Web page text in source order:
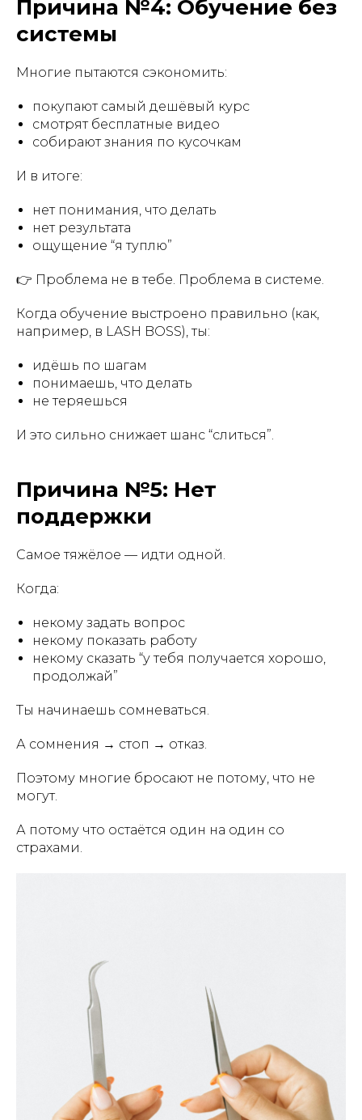
Причина №4: Обучение без
системы
Многие пытаются сэкономить:
покупают самый дешёвый курс
смотрят бесплатные видео
собирают знания по кусочкам
И в итоге:
нет понимания, что делать
нет результата
ощущение “я туплю”
👉 Проблема не в тебе. Проблема в системе.
Когда обучение выстроено правильно (как,
например, в LASH BOSS), ты:
идёшь по шагам
понимаешь, что делать
не теряешься
И это сильно снижает шанс “слиться”.
Причина №5: Нет
поддержки
Самое тяжёлое — идти одной.
Когда:
некому задать вопрос
некому показать работу
некому сказать “у тебя получается хорошо,
продолжай”
Ты начинаешь сомневаться.
А сомнения → стоп → отказ.
Поэтому многие бросают не потому, что не
могут.
А потому что остаётся один на один со
страхами.